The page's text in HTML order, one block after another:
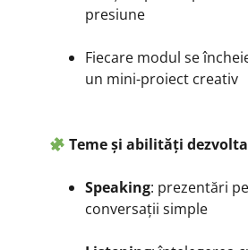
presiune
Fiecare modul se
un mini-proiect creativ
Teme și abilități
Speaking: prezentări
conversații simple